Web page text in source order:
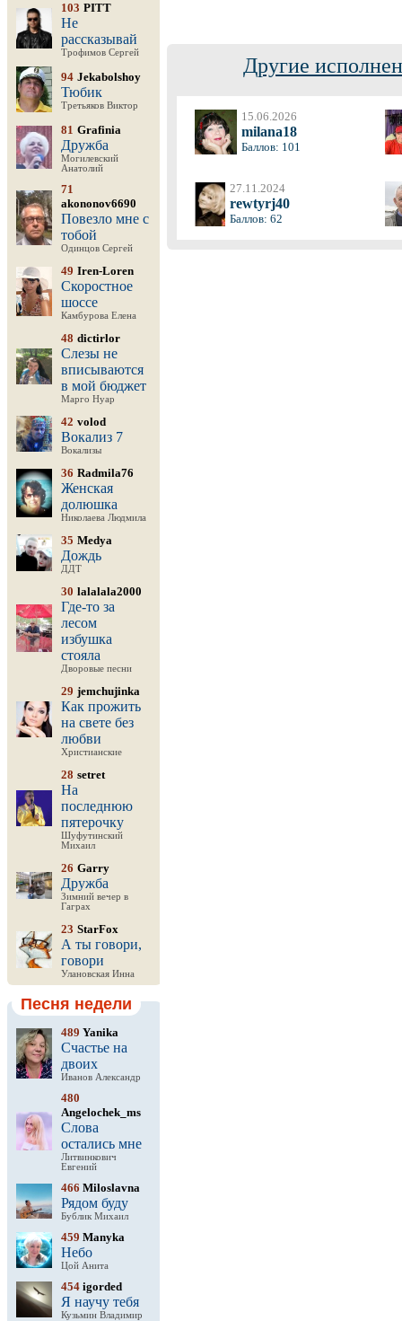
103 PITT
Не
рассказывай
Трофимов Сергей
94 Jekabolshoy
Тюбик
Третьяков Виктор
81 Grafinia
Дружба
Могилевский
Анатолий
71
akononov6690
Повезло мне с
тобой
Одинцов Сергей
49 Iren-Loren
Скоростное
шоссе
Камбурова Елена
48 dictirlor
Слезы не
вписываются
в мой бюджет
Марго Нуар
42 volod
Вокализ 7
Вокализы
36 Radmila76
Женская
долюшка
Николаева Людмила
35 Medya
Дождь
ДДТ
30 lalalala2000
Где-то за
лесом
избушка
стояла
Дворовые песни
29 jemchujinka
Как прожить
на свете без
любви
Христианские
28 setret
На
последнюю
пятерочку
Шуфутинский
Михаил
26 Garry
Дружба
Зимний вечер в
Гаграх
23 StarFox
А ты говори,
говори
Улановская Инна
Песня недели
489 Yanika
Счастье на
двоих
Иванов Александр
480
Angelochek_ms
Слова
остались мне
Литвинкович
Евгений
466 Miloslavna
Рядом буду
Бублик Михаил
459 Manyka
Небо
Цой Анита
454 igorded
Я научу тебя
Кузьмин Владимир
Другие
15.06.2026
milana18
Баллов: 101
27.11.2024
rewtyrj40
Баллов: 62